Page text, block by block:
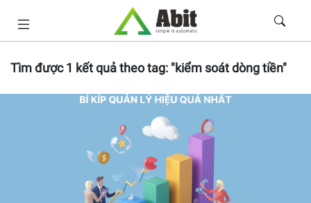
Tìm được1 kết quả theo tag: "kiểm soát dòng tiền"